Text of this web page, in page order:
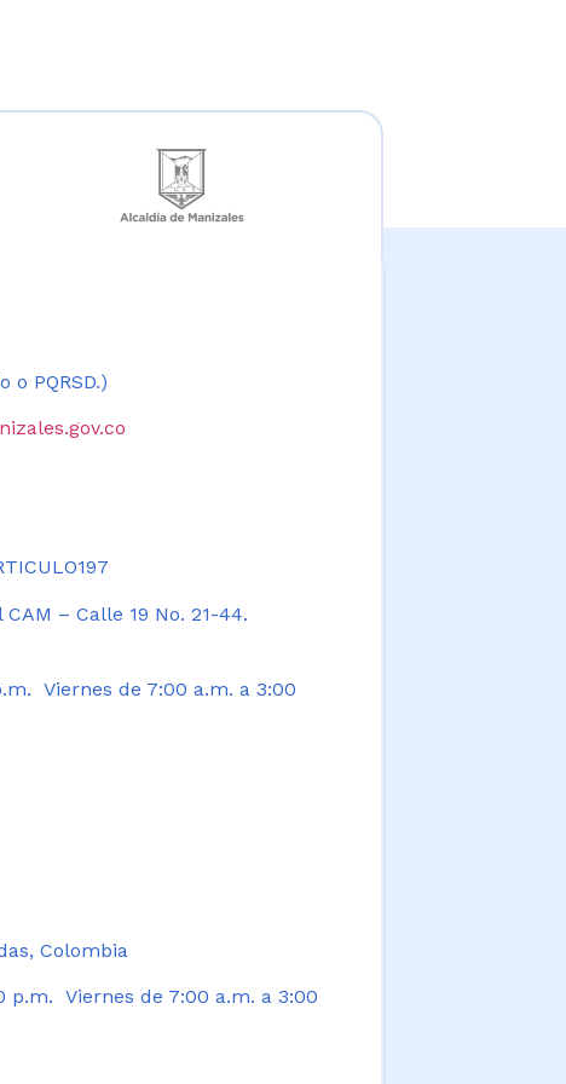
PQRSD.)
– Calle 19 No. 21-44.
Viernes de 7:00 a.m. a 3:00
Colombia
p.m. Viernes de 7:00 a.m. a 3:00